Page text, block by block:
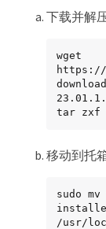
下载并解
wget
https://
tar zxf
移动到托
sudo
/usr/